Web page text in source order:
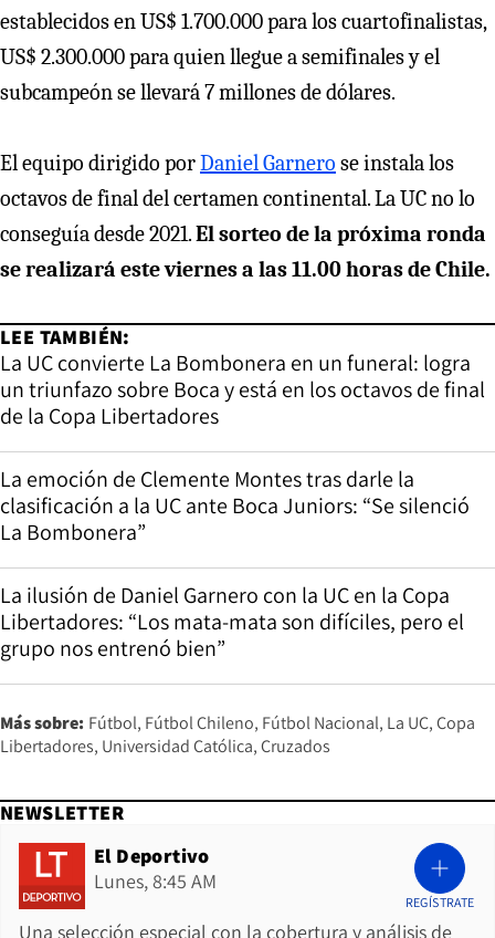
establecidos en US$ 1.700.000 para los cuartofinalistas,
US$ 2.300.000 para quien llegue a semifinales y el
subcampeón se llevará 7 millones de dólares.
El equipo dirigido porDaniel Garnero se instala los
octavos de final del certamen continental. La UC no lo
conseguía desde 2021.El sorteo de la próxima ronda
se realizará este viernes a las 11.00 horas de Chile.
LEE TAMBIÉN:
La UC convierte La Bombonera en un funeral: logra
un triunfazo sobre Boca y está en los octavos de final
de la Copa Libertadores
La emoción de Clemente Montes tras darle la
clasificación a la UC ante Boca Juniors: “Se silenció
La Bombonera”
La ilusión de Daniel Garnero con la UC en la Copa
Libertadores: “Los mata-mata son difíciles, pero el
grupo nos entrenó bien”
Más sobre: Fútbol Fútbol Chileno Fútbol Nacional La UC Copa
Libertadores Universidad Católica Cruzados
NEWSLETTER
El Deportivo
Lunes, 8:45 AM
Una selección especial con la cobertura y análisis de
REGÍSTRATE